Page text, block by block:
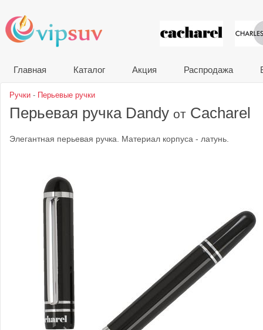
VIP
Главная Каталог Акция Распродажа
Ручки - Перьевые ручки
Перьевая ручка Dandy от Cacharel
Элегантная перьевая ручка. Материал корпуса - латунь.